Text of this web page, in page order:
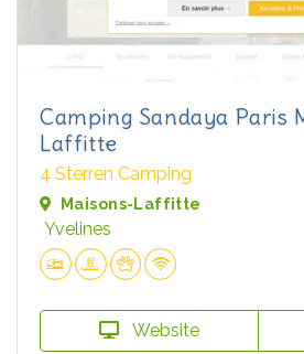
Camping Sandaya Paris
Laffitte
4 Sterren Camping
Maisons-Laffitte
Yvelines
Website